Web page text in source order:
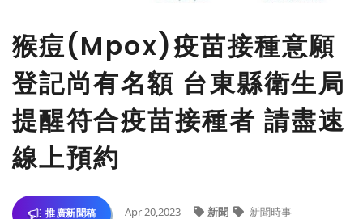
猴痘(Mpox)疫苗接種意願
登記尚有名額 台東縣衛生局
提醒符合疫苗接種者 請盡速
線上預約
推廣新聞稿 Apr 20,2023 新聞 新聞時事